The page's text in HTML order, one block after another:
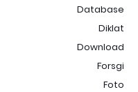
Database
Diklat
Download
Forsgi
Foto